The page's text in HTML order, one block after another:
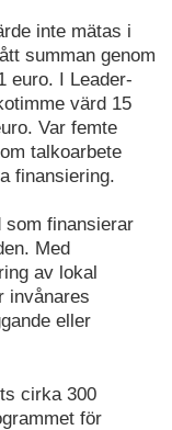
inte mätas i
summan genom
euro. I Leader-
värd 15
Var femte
talkoarbete
finansiering.
som finansierar
Med
av lokal
invånares
eller
cirka 300
för